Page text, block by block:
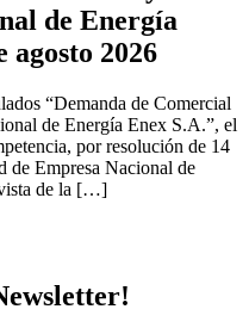
de Energía
agosto 2026
“Demanda de Comercial
de Energía Enex S.A.”, el
por resolución de 14
de Empresa Nacional de
de la […]